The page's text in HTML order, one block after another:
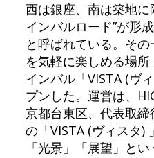
西は銀座、南は築地に
インバルロード”が形
と呼ばれている。そ
を気軽に楽しめる場
インバル「VISTA (ヴ
プンした。運営は、
京都台東区、代表取
の「VISTA (ヴィスタ)
「光景」「展望」と